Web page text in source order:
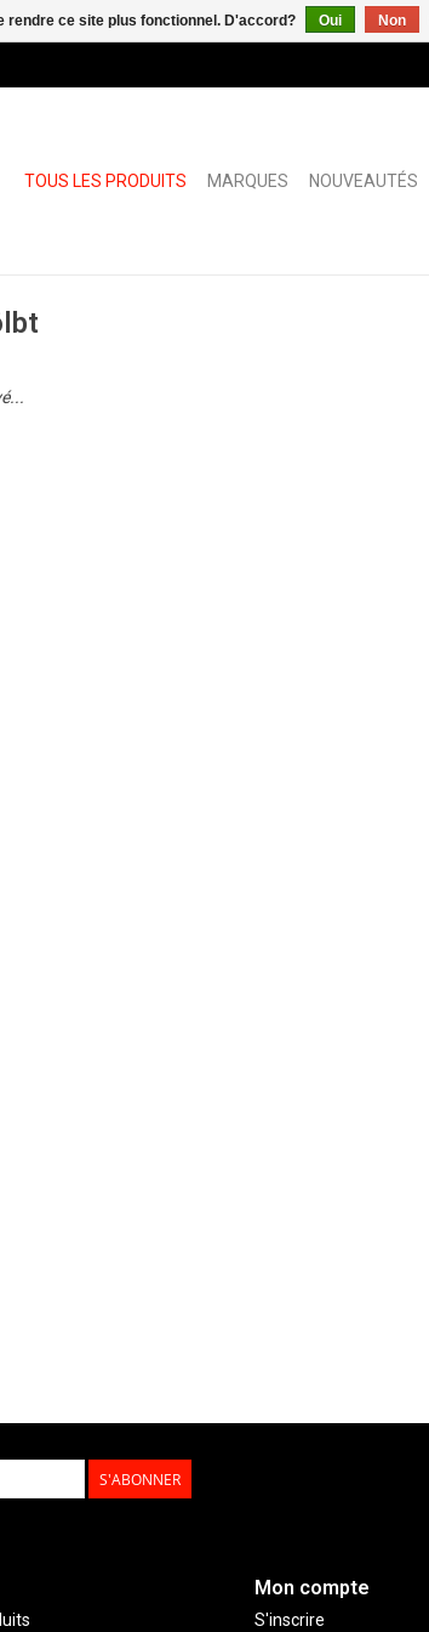
TOUS LES PRODUITS MARQUES NOUVEAUTÉS
S'ABONNER
Mon compte
S'inscrire
rendre ce site plus fonctionnel. D'accord? Oui Non